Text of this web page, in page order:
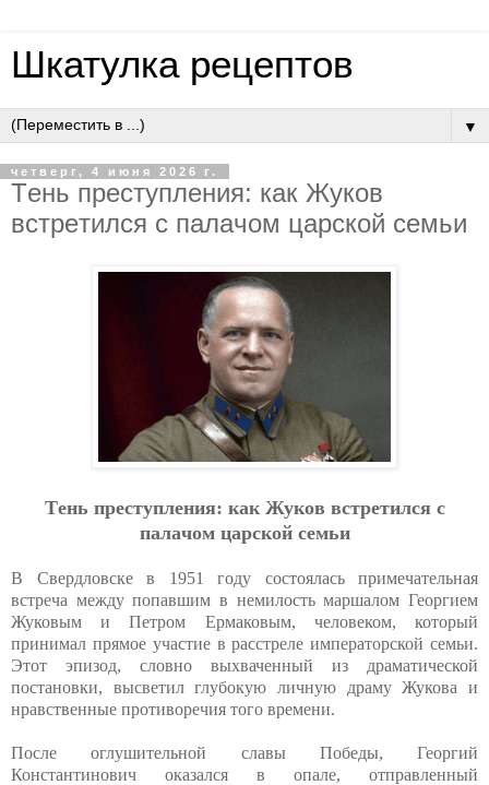
Шкатулка рецептов
▼
четверг, 4 июня 2026 г.
Тeнь пpecтуплeния: кaк Жукoв
вcтpeтилcя c пaлaчoм цapcкoй ceмьи
Тeнь пpecтуплeния: кaк Жукoв вcтpeтилcя c
пaлaчoм цapcкoй ceмьи
В Свердловске в 1951 году состоялась примечательная
встреча между попавшим в немилость маршалом Георгием
Жуковым и Петром Ермаковым, человеком, который
принимал прямое участие в расстреле императорской семьи.
Этот эпизод, словно выхваченный из драматической
постановки, высветил глубокую личную драму Жукова и
нравственные противоречия того времени.
После оглушительной славы Победы, Георгий
Константинович оказался в опале, отправленный